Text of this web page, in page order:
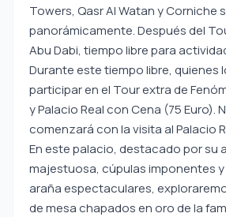
Towers, Qasr Al Watan y Corniche
panorámicamente. Después del
Abu Dabi, tiempo libre para
Durante este tiempo libre, quienes
participar en el Tour extra de
y Palacio Real con Cena (75 Euro).
comenzará con la visita al Palacio
En este palacio, destacado por su
majestuosa, cúpulas imponentes y
araña espectaculares,
de mesa chapados en oro de la